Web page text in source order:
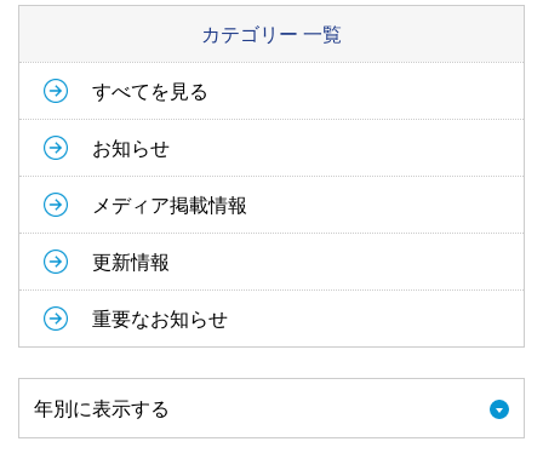
カテゴリー 一覧
すべてを見る
お知らせ
メディア掲載情報
更新情報
重要なお知らせ
年別に表示する